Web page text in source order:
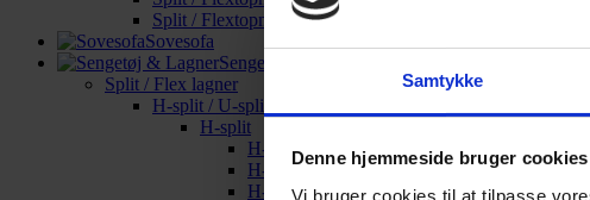
Samtykke
Denne hjemmeside bruger cookies
Vi bruger cookies til at tilpasse
Split / Flextopmadrasser i specialmål
Sovesofa
Sengetøj & Lagner
Split / Flex lagner
H-split / U-split
H-split
H-split i 160×200
H-split i 180×200
H-split i 180×210